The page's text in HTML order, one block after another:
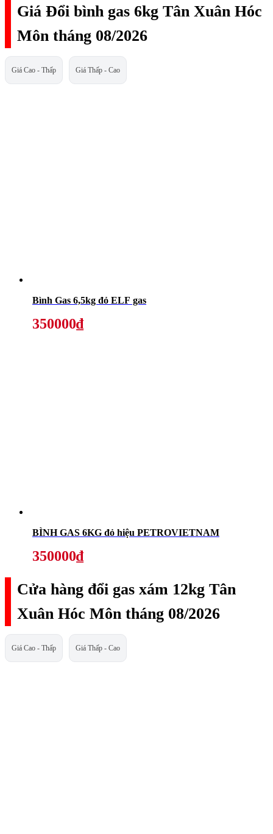
Giá Đổi bình gas 6kg Tân Xuân Hóc
Môn tháng 08/2026
Giá Cao - Thấp Giá Thấp - Cao
Bình Gas 6,5kg đỏ ELF gas
350000₫
BÌNH GAS 6KG đỏ hiệu PETROVIETNAM
350000₫
Cửa hàng đổi gas xám 12kg Tân
Xuân Hóc Môn tháng 08/2026
Giá Cao - Thấp Giá Thấp - Cao